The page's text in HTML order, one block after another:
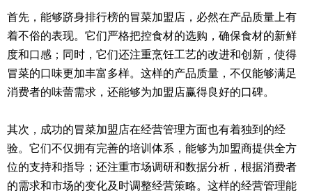
首先，能够跻身排行榜的冒菜加盟店，必然在产品质量上有
着不俗的表现。它们严格把控食材的选购，确保食材的新鲜
度和口感；同时，它们还注重烹饪工艺的改进和创新，使得
冒菜的口味更加丰富多样。这样的产品质量，不仅能够满足
消费者的味蕾需求，还能够为加盟店赢得良好的口碑。
其次，成功的冒菜加盟店在经营管理方面也有着独到的经
验。它们不仅拥有完善的培训体系，能够为加盟商提供全方
位的支持和指导；还注重市场调研和数据分析，根据消费者
的需求和市场的变化及时调整经营策略。这样的经营管理能